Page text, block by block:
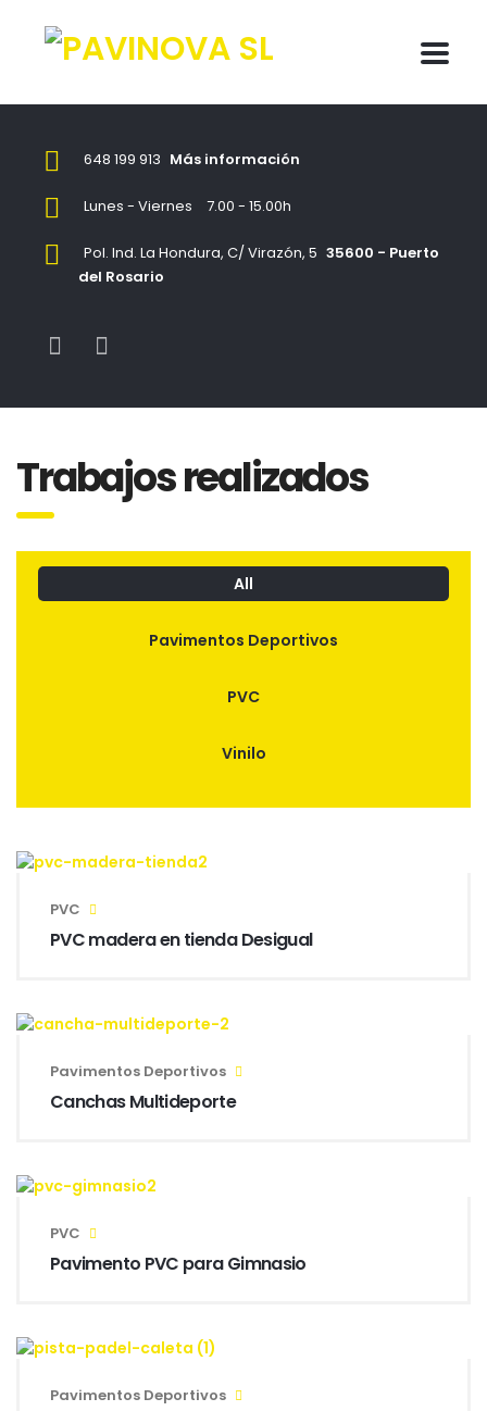
648 199 913 Más información
Lunes - Viernes 7.00 - 15.00h
Pol. Ind. La Hondura, C/ Virazón, 5 35600 - Puerto
del Rosario
Trabajos realizados
All
Pavimentos Deportivos
PVC
Vinilo
PVC
PVC madera en tienda Desigual
Pavimentos Deportivos
Canchas Multideporte
PVC
Pavimento PVC para Gimnasio
Pavimentos Deportivos